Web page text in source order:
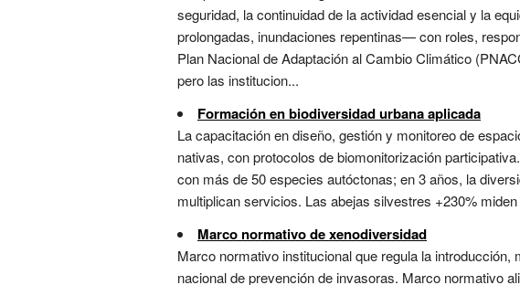
seguridad, la continuidad de la actividad esencial y la
prolongadas, inundaciones repentinas— con roles,
Plan Nacional de Adaptación al Cambio Climático
pero las institucion...
Formación en biodiversidad urbana aplicada
La capacitación en diseño, gestión y monitoreo de
nativas, con protocolos de biomonitorización
con más de 50 especies autóctonas; en 3 años, la
multiplican servicios. Las abejas silvestres +230%
Marco normativo de xenodiversidad
Marco normativo institucional que regula la
nacional de prevención de invasoras. Marco normativo